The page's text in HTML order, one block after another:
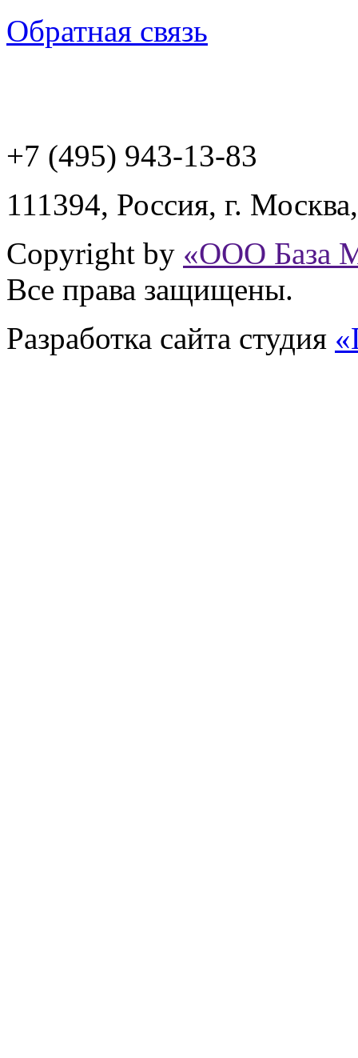
Обратная связь
+7 (495) 943-13-83
111394, Россия, г. Москва
Copyright by «ООО База
Все права защищены.
Разработка сайта студия